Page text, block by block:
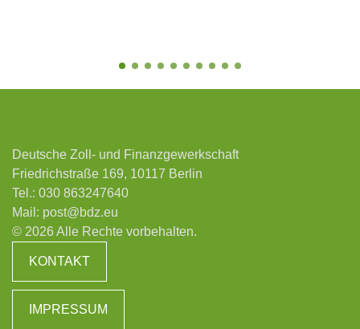
Deutsche Zoll- und Finanzgewerkschaft
Friedrichstraße 169, 10117 Berlin
Tel.: 030 863247640
Mail: post@bdz.eu
© 2026 Alle Rechte vorbehalten.
KONTAKT
IMPRESSUM